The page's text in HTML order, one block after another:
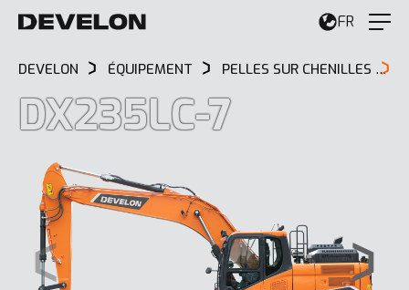
FR
DEVELON ÉQUIPEMENT PELLES SUR CHENILLES
DX235LC-7